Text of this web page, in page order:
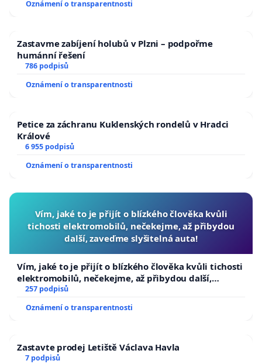
Oznámení o transparentnosti
Zastavme zabíjení holubů v Plzni – podpořme
humánní řešení
786 podpisů
Oznámení o transparentnosti
Petice za záchranu Kuklenských rondelů v Hradci
Králové
6 955 podpisů
Oznámení o transparentnosti
Vím, jaké to je přijít o blízkého člověka kvůli
tichosti elektromobilů, nečekejme, až přibydou
další, zaveďme slyšitelná auta!
Vím, jaké to je přijít o blízkého člověka kvůli tichosti
elektromobilů, nečekejme, až přibydou další,
zaveďme slyšitelná auta!
257 podpisů
Oznámení o transparentnosti
Zastavte prodej Letiště Václava Havla
7 podpisů